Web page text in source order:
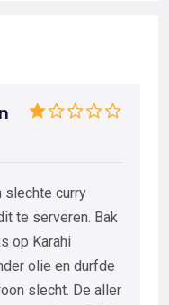
slechte curry
te serveren. Bak
op Karahi
olie en durfde
slecht. De aller